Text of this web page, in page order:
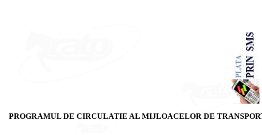
PROGRAMUL DE CIRCULATIE AL MIJLOACELOR DE